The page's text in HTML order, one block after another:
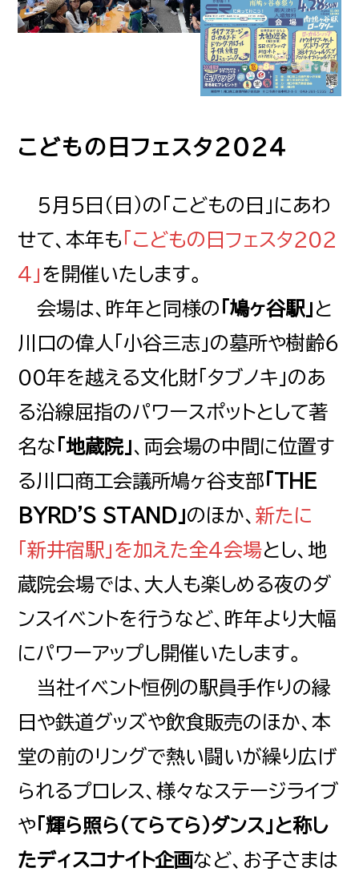
こどもの日フェスタ２０２４
５月５日（日）の「こどもの日」にあわ
せて、本年も 「こどもの日フェスタ２０２
４」 を開催いたします。
会場は、昨年と同様の 「鳩ヶ谷駅」
と
川口の偉人「小谷三志」の墓所や樹齢６
００年を越える文化財「タブノキ」のあ
る沿線屈指のパワースポットとして著
名な 「地蔵院」 、両会場の中間に位置す
る川口商工会議所鳩ヶ谷支部「THE
BYRD'S STAND」 のほか、新たに
「新井宿駅」を加えた全4会場とし、地
蔵院会場では、大人も楽しめる夜のダ
ンスイベントを行うなど、昨年より大幅
にパワーアップし開催いたします。
当社イベント恒例の駅員手作りの縁
日や鉄道グッズや飲食販売のほか、本
堂の前のリングで熱い闘いが繰り広げ
られるプロレス、様々なステージライブ
や「輝ら照ら（てらてら）ダンス」と称し
たディスコナイト企画など、お子さまは